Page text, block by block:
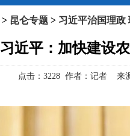
> 昆仑专题 > 习近平治国理政
习近平：加快建设
点击： 3228 作者：记者 来